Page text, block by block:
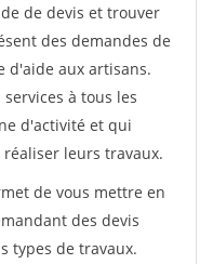
de devis et trouver
des demandes de
d'aide aux artisans.
à tous les
d'activité et qui
leurs travaux.
de vous mettre en
des devis
types de travaux.